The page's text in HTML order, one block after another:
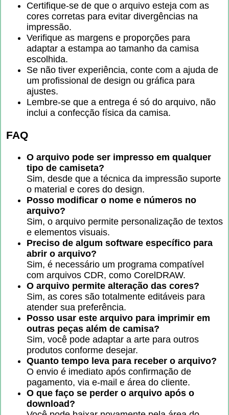
Certifique-se de que o arquivo esteja com as
cores corretas para evitar divergências na
impressão.
Verifique as margens e proporções para
adaptar a estampa ao tamanho da camisa
escolhida.
Se não tiver experiência, conte com a ajuda de
um profissional de design ou gráfica para
ajustes.
Lembre-se que a entrega é só do arquivo, não
inclui a confecção física da camisa.
FAQ
O arquivo pode ser impresso em qualquer
tipo de camiseta?
Sim, desde que a técnica da impressão suporte
o material e cores do design.
Posso modificar o nome e números no
arquivo?
Sim, o arquivo permite personalização de textos
e elementos visuais.
Preciso de algum software específico para
abrir o arquivo?
Sim, é necessário um programa compatível
com arquivos CDR, como CorelDRAW.
O arquivo permite alteração das cores?
Sim, as cores são totalmente editáveis para
atender sua preferência.
Posso usar este arquivo para imprimir em
outras peças além de camisa?
Sim, você pode adaptar a arte para outros
produtos conforme desejar.
Quanto tempo leva para receber o arquivo?
O envio é imediato após confirmação de
pagamento, via e-mail e área do cliente.
O que faço se perder o arquivo após o
download?